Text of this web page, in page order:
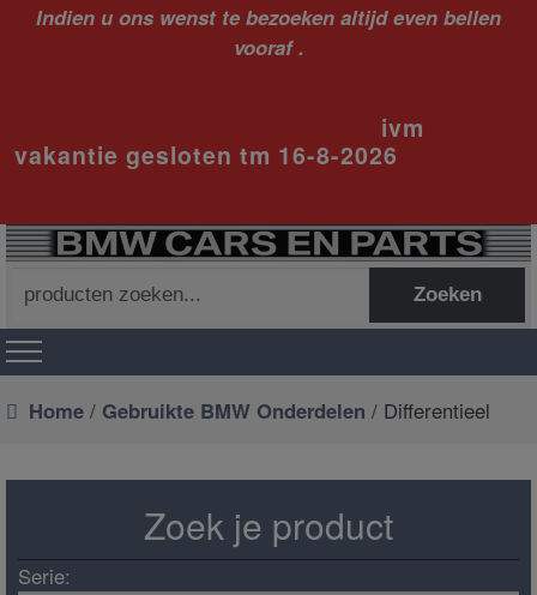
Indien u ons wenst te bezoeken altijd even bellen
vooraf .
ivm
vakantie gesloten tm 16-8-2026
naar:
Zoeken
Home / Gebruikte BMW Onderdelen / Differentieel
Zoek je product
Serie: